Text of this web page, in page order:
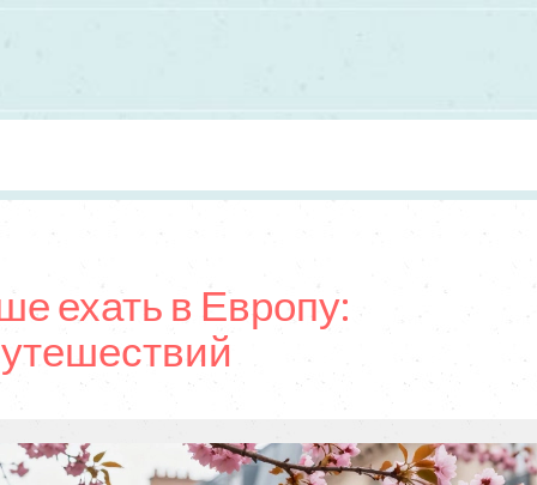
ехать в Европу: